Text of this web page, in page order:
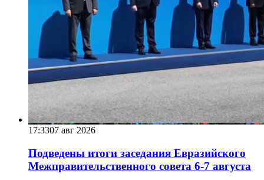
17:3307 авг 2026
Подведены итоги заседания Евразийского
Межправительственного совета 6-7 августа